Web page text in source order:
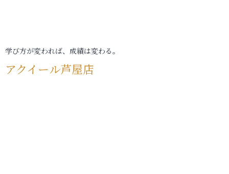
学び方が変われば、成績は変わる。
アクイール芦屋店